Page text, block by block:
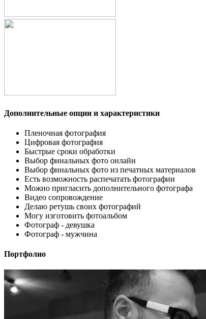
Дополнительные опции и характеристики
Пленочная фотография
Цифровая фотография
Быстрые сроки обработки
Выбор финальных фото онлайн
Выбор финальных фото из печатных материалов
Есть возможность распечатать фотографии
Можно пригласить дополнительного фотографа
Видео сопровождение
Делаю ретушь своих фотографий
Могу изготовить фотоальбом
Фотограф - девушка
Фотограф - мужчина
Портфолио